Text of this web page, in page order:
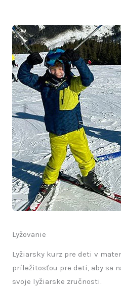
Lyžovanie
Lyžiarsky kurz pre deti v
príležitosťou pre deti, aby sa
svoje lyžiarske zručnosti.